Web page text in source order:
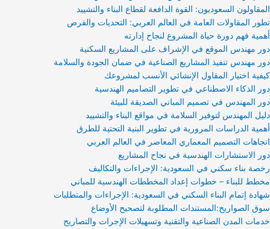
المقاولون السعوديون: القوة الدافعة لقطاع البناء والتشييد
تطور المقاولات العامة في العالم العربي: التحديات والفرص
أهمية فهم دورة حياة المشروع لنجاح إدارته
دور مهندس الموقع في الإشراف على المشاريع السكنية
دور مهندس تنفيذ المشاريع الصناعية في ضمان الجودة والسلامة
كيفية اختيار المقاول الإنشائي الأنسب لمشروعك
دور الذكاء الاصطناعي في تطوير التصاميم الهندسية
دور المهندس في تصميم المباني الصديقة للبيئة
دليل المهندس لتوفير السلامة في مواقع البناء والتشييد
أهمية الدراسات المرورية في تطوير البنية التحتية للطرق
اتجاهات التصميم المعماري المعاصر في العالم العربي
دور الاستشارات الهندسية في نجاح المشاريع
رخصة بناء سكني في السعودية: الإجراءات والتكاليف
مخطط للبناء – خطوات إعداد المخططات الهندسية للمباني
شهادة إتمام البناء السكني في السعودية: الإجراءات والمتطلبات
سوق الصواريخ:المستندات المطلوبة لتصحيح الأوضاع
خدمات المدن الصناعية والتقنية وتسهيلات الإجرات والتصاريح